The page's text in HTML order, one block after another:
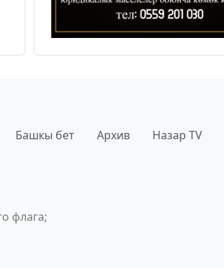
Башкы бет Архив Назар TV
флага;